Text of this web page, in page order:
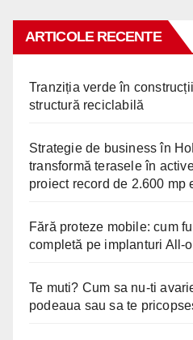
ARTICOLE RECENTE
Tranziția verde în
structură reciclabilă
Strategie de business în
transformă terasele în
proiect record de 2.600 mp
Fără proteze mobile: cum
completă pe implanturi All-
Te muti? Cum sa nu-ti
podeaua sau sa te